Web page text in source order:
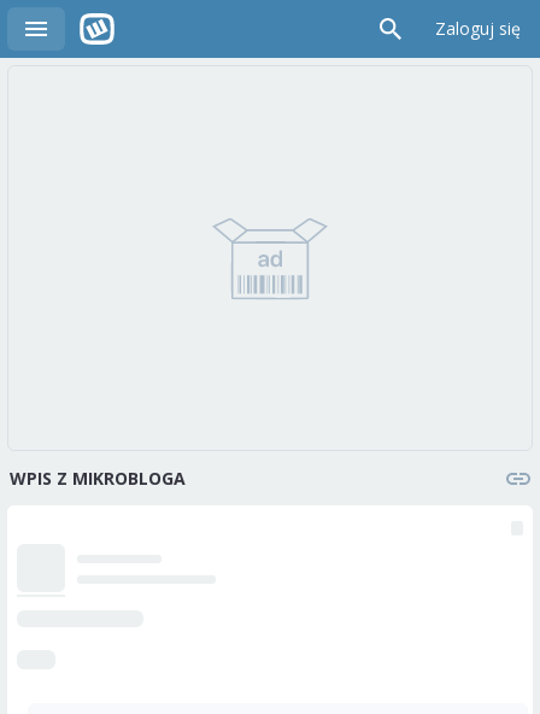
Zaloguj się
WPIS Z MIKROBLOGA